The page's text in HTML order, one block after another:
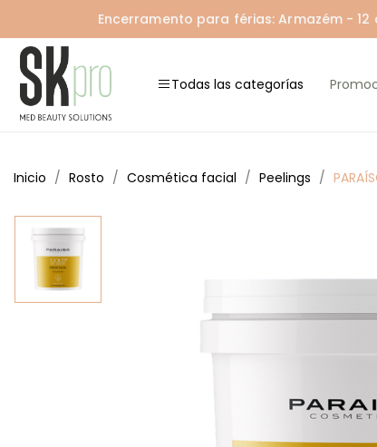
Encerramento para férias: Armazém -
Todas las categorías
Inicio Rosto Cosmética facial Peelings